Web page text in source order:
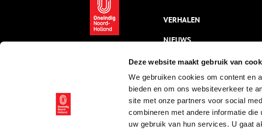
Deze website maakt gebruik van
We gebruiken cookies om content en
bieden en om ons websiteverkeer te
site met onze partners voor social
combineren met andere informatie
uw gebruik van hun services. U gaat
VERHALEN
NIEUWS
KALENDER
THEMA’S
ACTIVITEITEN
VIDEO’S